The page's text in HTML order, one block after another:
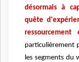
désormais à
quête
particulièrement
les segments du